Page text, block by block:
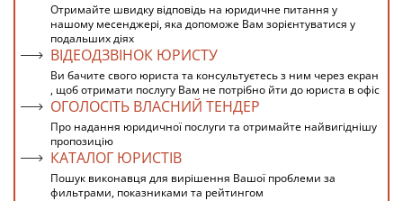
Отримайте швидку відповідь на юридичне питання у
нашому месенджері, яка допоможе Вам зорієнтуватися у
подальших діях
ВІДЕОДЗВІНОК ЮРИСТУ
Ви бачите свого юриста та консультуєтесь з ним через екран
, щоб отримати послугу Вам не потрібно йти до юриста в офіс
ОГОЛОСІТЬ ВЛАСНИЙ ТЕНДЕР
Про надання юридичної послуги та отримайте найвигіднішу
пропозицію
КАТАЛОГ ЮРИСТІВ
Пошук виконавця для вирішення Вашої проблеми за
фильтрами, показниками та рейтингом